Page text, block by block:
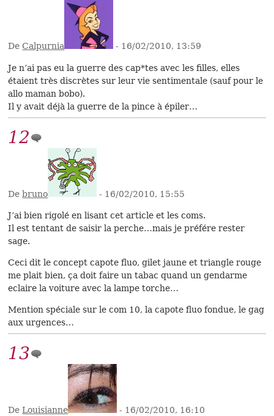
DeCalpurnia - 16/02/2010, 13:59
Je n’ai pas eu la guerre des cap*tes avec les filles, elles
étaient très discrètes sur leur vie sentimentale (sauf pour le
allo maman bobo).
Il y avait déjà la guerre de la pince à épiler…
12
Debruno - 16/02/2010, 15:55
J’ai bien rigolé en lisant cet article et les coms.
Il est tentant de saisir la perche…mais je préfére rester
sage.
Ceci dit le concept capote fluo, gilet jaune et triangle rouge
me plait bien, ça doit faire un tabac quand un gendarme
eclaire la voiture avec la lampe torche…
Mention spéciale sur le com 10, la capote fluo fondue, le gag
aux urgences…
13
DeLouisianne - 16/02/2010, 16:10